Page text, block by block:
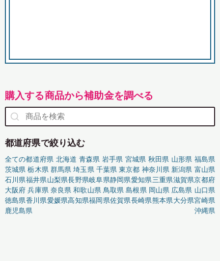
購入する商品から補助金を調べる
都道府県で絞り込む
全ての都道府県 北海道 青森県 岩手県 宮城県 秋田県 山形県 福島県
茨城県 栃木県 群馬県 埼玉県 千葉県 東京都 神奈川県 新潟県 富山県
石川県福井県山梨県長野県岐阜県静岡県愛知県三重県滋賀県京都府
大阪府 兵庫県 奈良県 和歌山県 鳥取県 島根県 岡山県 広島県 山口県
徳島県香川県愛媛県高知県福岡県佐賀県長崎県熊本県大分県宮崎県
鹿児島県
沖縄県